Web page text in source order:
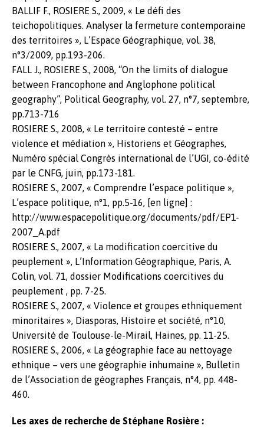
BALLIF F., ROSIERE S., 2009, « Le défi des
teichopolitiques. Analyser la fermeture contemporaine
des territoires », L’Espace Géographique, vol. 38,
n°3/2009, pp.193-206.
FALL J., ROSIERE S., 2008, “On the limits of dialogue
between Francophone and Anglophone political
geography”, Political Geography, vol. 27, n°7, septembre,
pp.713-716
ROSIERE S., 2008, « Le territoire contesté – entre
violence et médiation », Historiens et Géographes,
Numéro spécial Congrès international de l’UGI, co-édité
par le CNFG, juin, pp.173-181.
ROSIERE S., 2007, « Comprendre l’espace politique »,
L’espace politique, n°1, pp.5-16, [en ligne] :
http://www.espacepolitique.org/documents/pdf/EP1-
2007_A.pdf
ROSIERE S., 2007, « La modification coercitive du
peuplement », L’Information Géographique, Paris, A.
Colin, vol. 71, dossier Modifications coercitives du
peuplement , pp. 7-25.
ROSIERE S., 2007, « Violence et groupes ethniquement
minoritaires », Diasporas, Histoire et société, n°10,
Université de Toulouse-le-Mirail, Haines, pp. 11-25.
ROSIERE S., 2006, « La géographie face au nettoyage
ethnique – vers une géographie inhumaine », Bulletin
de l’Association de géographes Français, n°4, pp. 448-
460.
Les axes de recherche de Stéphane Rosière :